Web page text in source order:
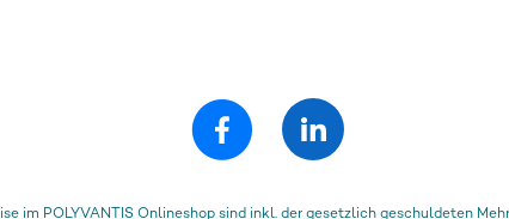
im POLYVANTIS Onlineshop sind inkl. der gesetzlich geschuldeten